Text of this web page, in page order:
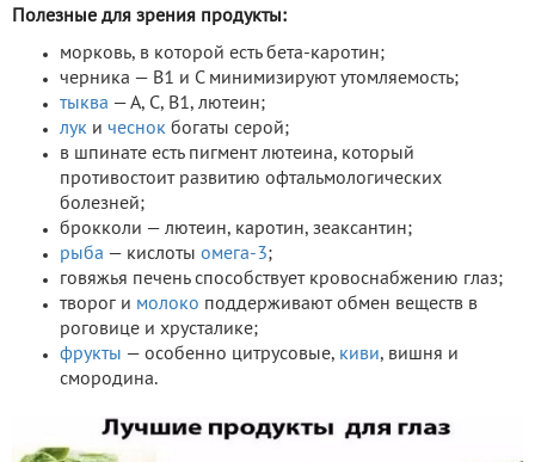
Полезные для зрения продукты:
морковь, в которой есть бета-каротин;
черника — В1 и С минимизируют утомляемость;
тыква — А, С, В1, лютеин;
лук и чеснок богаты серой;
в шпинате есть пигмент лютеина, который
противостоит развитию офтальмологических
болезней;
брокколи — лютеин, каротин, зеаксантин;
рыба — кислоты омега-3;
говяжья печень способствует кровоснабжению глаз;
творог и молоко поддерживают обмен веществ в
роговице и хрусталике;
фрукты — особенно цитрусовые, киви, вишня и
смородина.